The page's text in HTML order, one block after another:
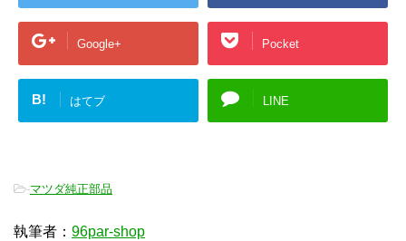
Google+ Pocket
B! はてブ LINE
-マツダ純正部品
執筆者： 96par-shop